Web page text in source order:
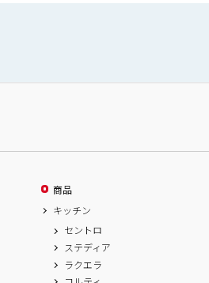
商品
キッチン
セントロ
ステディア
ラクエラ